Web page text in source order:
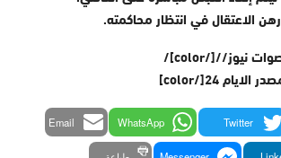
الاعتقال في انتظار محاكمته.
Twitter
WhatsApp
Email